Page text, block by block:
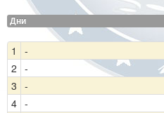
Дни
1
-
2 -
3 -
4 -